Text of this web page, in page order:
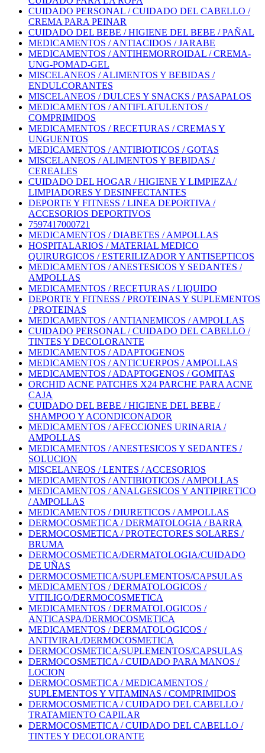
CUIDADO PERSONAL / CUIDADO DEL CABELLO /
CREMA PARA PEINAR
CUIDADO DEL BEBE / HIGIENE DEL BEBE / PAÑAL
MEDICAMENTOS / ANTIACIDOS / JARABE
MEDICAMENTOS / ANTIHEMORROIDAL / CREMA-
UNG-POMAD-GEL
MISCELANEOS / ALIMENTOS Y BEBIDAS /
ENDULCORANTES
MISCELANEOS / DULCES Y SNACKS / PASAPALOS
MEDICAMENTOS / ANTIFLATULENTOS /
COMPRIMIDOS
MEDICAMENTOS / RECETURAS / CREMAS Y
UNGUENTOS
MEDICAMENTOS / ANTIBIOTICOS / GOTAS
MISCELANEOS / ALIMENTOS Y BEBIDAS /
CEREALES
CUIDADO DEL HOGAR / HIGIENE Y LIMPIEZA /
LIMPIADORES Y DESINFECTANTES
DEPORTE Y FITNESS / LINEA DEPORTIVA /
ACCESORIOS DEPORTIVOS
7597417000721
MEDICAMENTOS / DIABETES / AMPOLLAS
HOSPITALARIOS / MATERIAL MEDICO
QUIRURGICOS / ESTERILIZADOR Y ANTISEPTICOS
MEDICAMENTOS / ANESTESICOS Y SEDANTES /
AMPOLLAS
MEDICAMENTOS / RECETURAS / LIQUIDO
DEPORTE Y FITNESS / PROTEINAS Y SUPLEMENTOS
/ PROTEINAS
MEDICAMENTOS / ANTIANEMICOS / AMPOLLAS
CUIDADO PERSONAL / CUIDADO DEL CABELLO /
TINTES Y DECOLORANTE
MEDICAMENTOS / ADAPTOGENOS
MEDICAMENTOS / ANTICUERPOS / AMPOLLAS
MEDICAMENTOS / ADAPTOGENOS / GOMITAS
ORCHID ACNE PATCHES X24 PARCHE PARA ACNE
CAJA
CUIDADO DEL BEBE / HIGIENE DEL BEBE /
SHAMPOO Y ACONDICONADOR
MEDICAMENTOS / AFECCIONES URINARIA /
AMPOLLAS
MEDICAMENTOS / ANESTESICOS Y SEDANTES /
SOLUCION
MISCELANEOS / LENTES / ACCESORIOS
MEDICAMENTOS / ANTIBIOTICOS / AMPOLLAS
MEDICAMENTOS / ANALGESICOS Y ANTIPIRETICO
/ AMPOLLAS
MEDICAMENTOS / DIURETICOS / AMPOLLAS
DERMOCOSMETICA / DERMATOLOGIA / BARRA
DERMOCOSMETICA / PROTECTORES SOLARES /
BRUMA
DERMOCOSMETICA/DERMATOLOGIA/CUIDADO
DE UÑAS
DERMOCOSMETICA/SUPLEMENTOS/CAPSULAS
MEDICAMENTOS / DERMATOLOGICOS /
VITILIGO/DERMOCOSMETICA
MEDICAMENTOS / DERMATOLOGICOS /
ANTICASPA/DERMOCOSMETICA
MEDICAMENTOS / DERMATOLOGICOS /
ANTIVIRAL/DERMOCOSMETICA
DERMOCOSMETICA/SUPLEMENTOS/CAPSULAS
DERMOCOSMETICA / CUIDADO PARA MANOS /
LOCION
DERMOCOSMETICA / MEDICAMENTOS /
SUPLEMENTOS Y VITAMINAS / COMPRIMIDOS
DERMOCOSMETICA / CUIDADO DEL CABELLO /
TRATAMIENTO CAPILAR
DERMOCOSMETICA / CUIDADO DEL CABELLO /
TINTES Y DECOLORANTE